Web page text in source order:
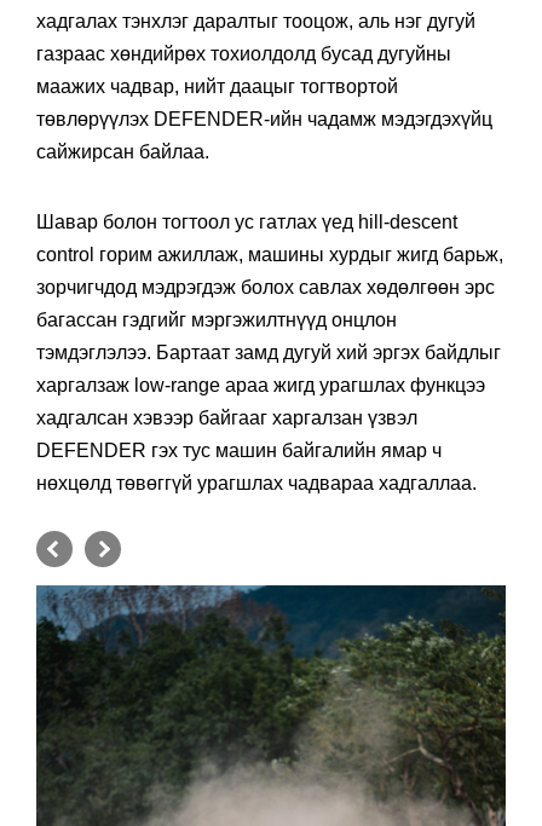
хадгалах тэнхлэг даралтыг тооцож, аль нэг дугуй
газраас хөндийрөх тохиолдолд бусад дугуйны
маажих чадвар, нийт даацыг тогтвортой
төвлөрүүлэх DEFENDER-ийн чадамж мэдэгдэхүйц
сайжирсан байлаа.
Шавар болон тогтоол ус гатлах үед hill-descent
control горим ажиллаж, машины хурдыг жигд барьж,
зорчигчдод мэдрэгдэж болох савлах хөдөлгөөн эрс
багассан гэдгийг мэргэжилтнүүд онцлон
тэмдэглэлээ. Бартаат замд дугуй хий эргэх байдлыг
харгалзаж low-range араа жигд урагшлах функцээ
хадгалсан хэвээр байгааг харгалзан үзвэл
DEFENDER гэх тус машин байгалийн ямар ч
нөхцөлд төвөггүй урагшлах чадвараа хадгаллаа.